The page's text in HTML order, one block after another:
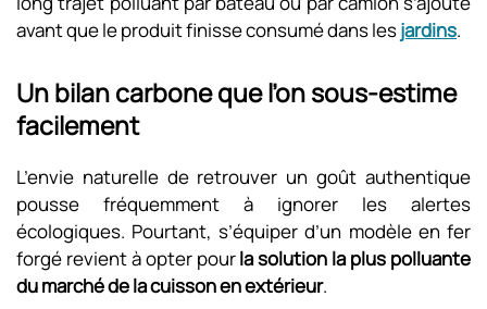
avant que le produit finisse consumé dans lesjardins.
Un bilan carbone que l’on sous-estime
facilement
L’envie naturelle de retrouver un goût authentique
pousse fréquemment à ignorer les alertes
écologiques. Pourtant, s’équiper d’un modèle en fer
forgé revient à opter pourla solution la plus polluante
du marché de la cuisson en extérieur.